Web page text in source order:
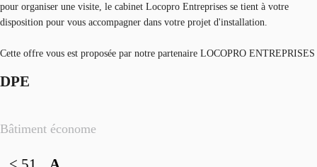
pour organiser une visite, le cabinet Locopro Entreprises se tient à votre
disposition pour vous accompagner dans votre projet d'installation.
Cette offre vous est proposée par notre partenaire LOCOPRO ENTREPRISES
DPE
Bâtiment économe